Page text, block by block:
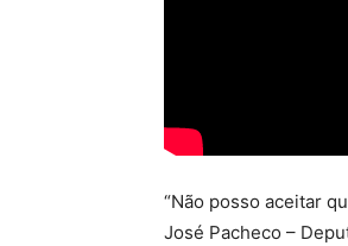
“Não posso aceitar
José Pacheco –